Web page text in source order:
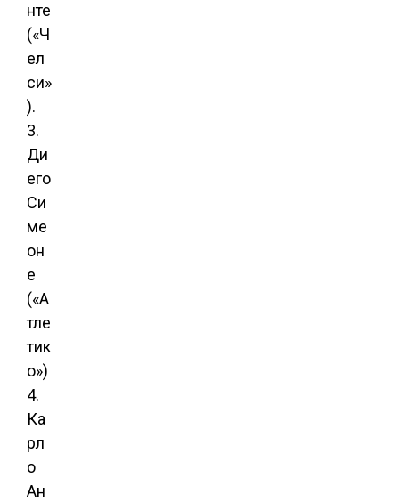
нте
(«Ч
ел
си»
).
3.
Ди
его
Си
ме
он
е
(«А
тле
тик
о»)
4.
Ка
рл
о
Ан